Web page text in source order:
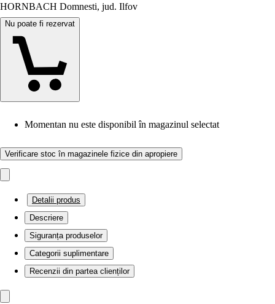
HORNBACH Domnesti, jud. Ilfov
Nu poate fi rezervat
Momentan nu este disponibil în magazinul selectat
Verificare stoc în magazinele fizice din apropiere
Detalii produs
Descriere
Siguranța produselor
Categorii suplimentare
Recenzii din partea clienților